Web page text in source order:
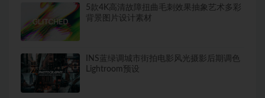
5款4K高清故障扭曲毛刺效果抽象艺术多彩
背景图片设计素材
INS蓝绿调城市街拍电影风光摄影后期调色
Lightroom预设